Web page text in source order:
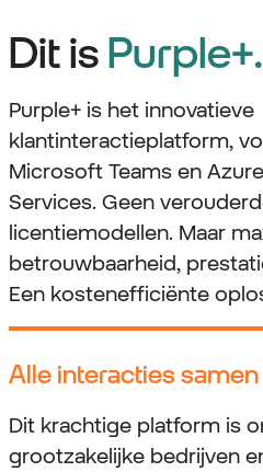
Dit isPurple+.
Purple+ is het innovatieve
klantinteractieplatform,
Microsoft Teams en
Services. Geen
licentiemodellen. Maar
betrouwbaarheid,
Een kostenefficiënte
Alle interacties samen
Dit krachtige platform is
grootzakelijke bedrijven